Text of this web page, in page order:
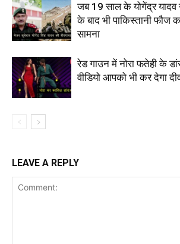
जब 19 साल के योगेंद्र यादव
के बाद भी पाकिस्तानी फौज
सामना
रेड गाउन में नोरा फतेही के
वीडियो आपको भी कर देगा
LEAVE A REPLY